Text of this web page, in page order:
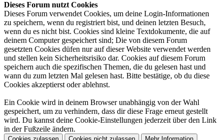
Dieses Forum nutzt Cookies
Dieses Forum verwendet Cookies, um deine Login-Informationen
zu speichern, wenn du registriert bist, und deinen letzten Besuch,
wenn du es nicht bist. Cookies sind kleine Textdokumente, die auf
deinem Computer gespeichert sind; Die von diesem Forum
gesetzten Cookies düfen nur auf dieser Website verwendet werden
und stellen kein Sicherheitsrisiko dar. Cookies auf diesem Forum
speichern auch die spezifischen Themen, die du gelesen hast und
wann du zum letzten Mal gelesen hast. Bitte bestätige, ob du diese
Cookies akzeptierst oder ablehnst.
Ein Cookie wird in deinem Browser unabhängig von der Wahl
gespeichert, um zu verhindern, dass dir diese Frage erneut gestellt
wird. Du kannst deine Cookie-Einstellungen jederzeit über den Link
in der Fußzeile ändern.